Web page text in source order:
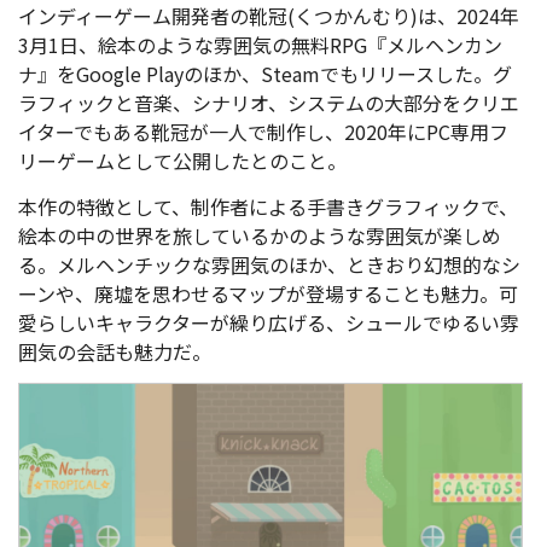
インディーゲーム開発者の靴冠(くつかんむり)は、2024年
3月1日、絵本のような雰囲気の無料RPG『メルヘンカン
ナ』をGoogle Playのほか、Steamでもリリースした。グ
ラフィックと音楽、シナリオ、システムの大部分をクリエ
イターでもある靴冠が一人で制作し、2020年にPC専用フ
リーゲームとして公開したとのこと。
本作の特徴として、制作者による手書きグラフィックで、
絵本の中の世界を旅しているかのような雰囲気が楽しめ
る。メルヘンチックな雰囲気のほか、ときおり幻想的なシ
ーンや、廃墟を思わせるマップが登場することも魅力。可
愛らしいキャラクターが繰り広げる、シュールでゆるい雰
囲気の会話も魅力だ。